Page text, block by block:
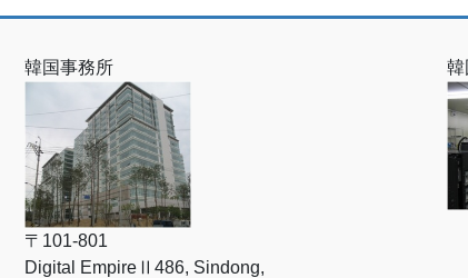
韓国事務所
〒101-801
Digital EmpireⅡ486, Sindong,
韓